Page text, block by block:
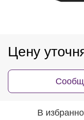
Цену
В